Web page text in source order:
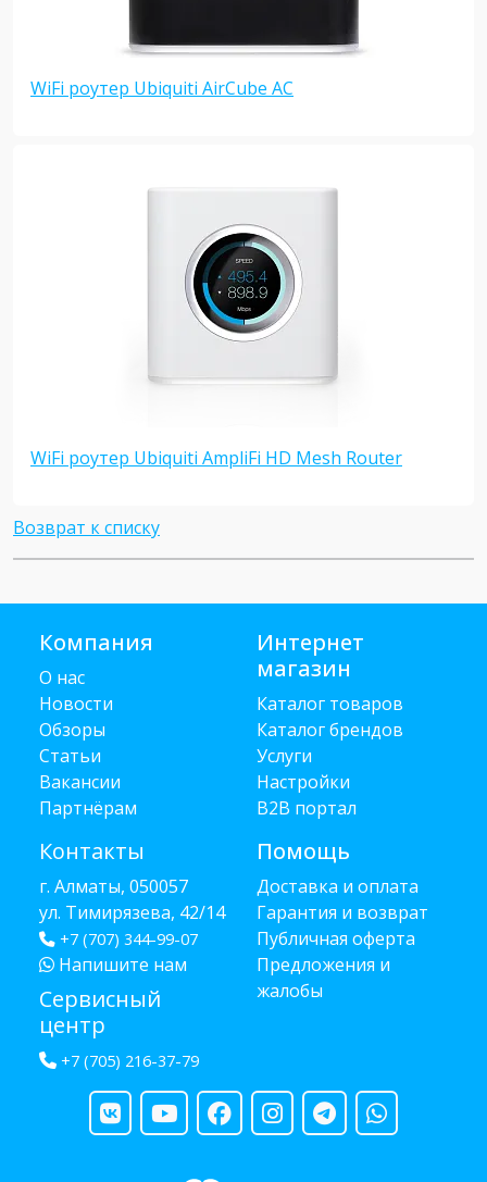
WiFi роутер Ubiquiti AirCube AC
WiFi роутер Ubiquiti AmpliFi HD Mesh Router
Возврат к списку
Компания
О нас
Новости
Обзоры
Статьи
Вакансии
Партнёрам
Контакты
г. Алматы, 050057
ул. Тимирязева, 42/14
+7 (707) 344-99-07
Напишите нам
Сервисный
центр
+7 (705) 216-37-79
Интернет
магазин
Каталог товаров
Каталог брендов
Услуги
Настройки
B2B портал
Помощь
Доставка и оплата
Гарантия и возврат
Публичная оферта
Предложения и
жалобы